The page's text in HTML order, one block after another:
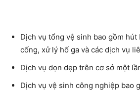
Dịch vụ tổng vệ sinh bao gồm
cống, xử lý hố ga và các dịch vụ
Dịch vụ dọn dẹp trên cơ sở một
Dịch vụ vệ sinh công nghiệp bao